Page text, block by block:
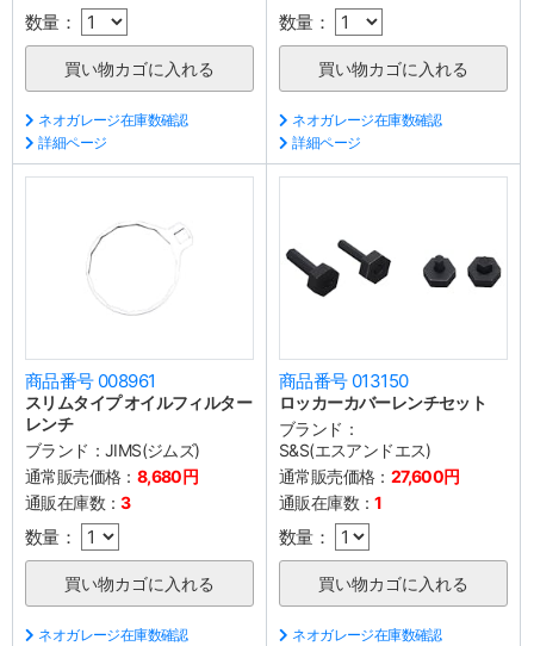
数量：
ネオガレージ在庫数確認
詳細ページ
数量：
ネオガレージ在庫数確認
詳細ページ
商品番号 008961
スリムタイプ オイルフィルター
レンチ
ブランド： JIMS(ジムズ)
通常販売価格： 8,680円
通販在庫数：3
数量：
ネオガレージ在庫数確認
商品番号 013150
ロッカーカバーレンチセット
ブランド：
S&S(エスアンドエス)
通常販売価格： 27,600円
通販在庫数：1
数量：
ネオガレージ在庫数確認